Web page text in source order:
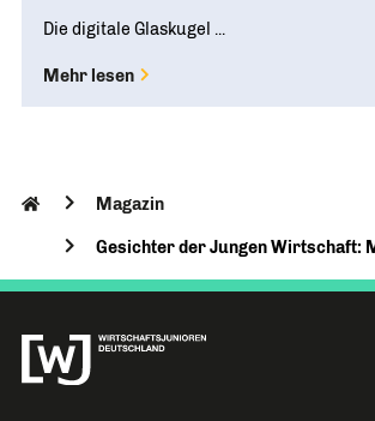
Die digitale Glaskugel ...
Mehr lesen
Magazin
Gesichter der Jungen Wirtschaft: